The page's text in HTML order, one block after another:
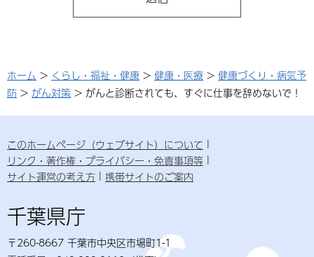
ホーム > くらし・福祉・健康 > 健康・医療 > 健康づくり・病気予
防 > がん対策 > がんと診断されても、すぐに仕事を辞めないで！
このホームページ（ウェブサイト）について
リンク・著作権・プライバシー・免責事項等
サイト運営の考え方
携帯サイトのご案内
千葉県庁
〒260-8667 千葉市中央区市場町1-1